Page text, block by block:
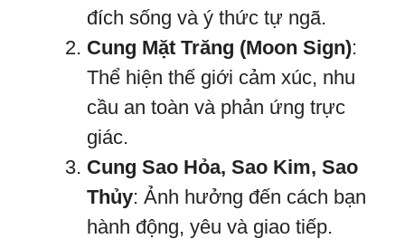
đích sống và ý thức tự ngã.
Cung Mặt Trăng (Moon Sign):
Thể hiện thế giới cảm xúc, nhu
cầu an toàn và phản ứng trực
giác.
Cung Sao Hỏa, Sao Kim, Sao
Thủy: Ảnh hưởng đến cách bạn
hành động, yêu và giao tiếp.